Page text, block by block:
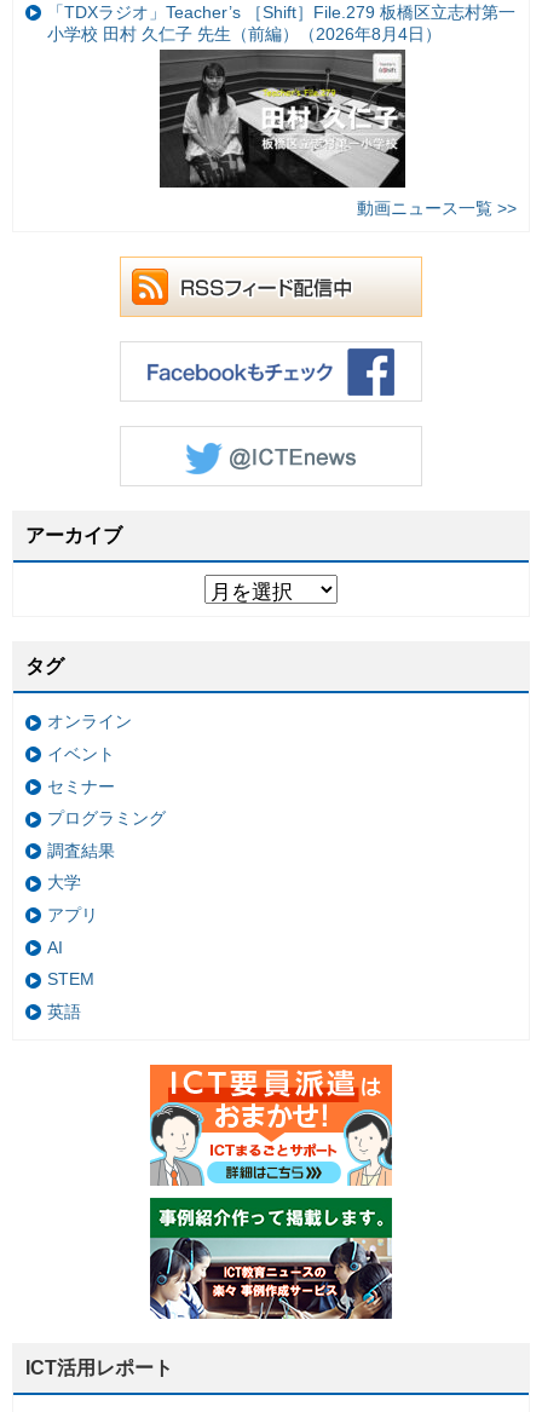
「TDXラジオ」Teacher’s ［Shift］File.279 板橋区立志村第一
小学校 田村 久仁子 先生（前編）（2026年8月4日）
動画ニュース一覧 >>
アーカイブ
タグ
オンライン
イベント
セミナー
プログラミング
調査結果
大学
アプリ
AI
STEM
英語
ICT活用レポート